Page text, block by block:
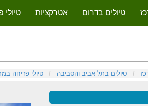
טיולים בדרום אטרקציות טיולי
/ טיולים בתל אביב והסביבה / טיולי פריחה